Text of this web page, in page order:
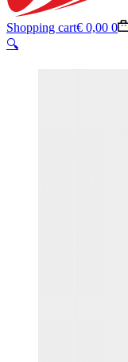
Shopping cart€ 0,00 0
🔍